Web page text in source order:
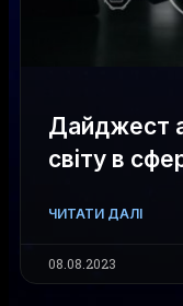
Дайджест
світу в
ЧИТАТИ ДАЛІ
08.08.2023